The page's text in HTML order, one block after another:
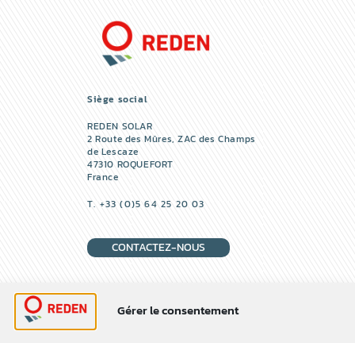
Gérer le consentement
Siège social
REDEN SOLAR
2 Route des Mûres, ZAC des Champs
de Lescaze
47310 ROQUEFORT
France
T. +33 (0)5 64 25 20 03
CONTACTEZ-NOUS